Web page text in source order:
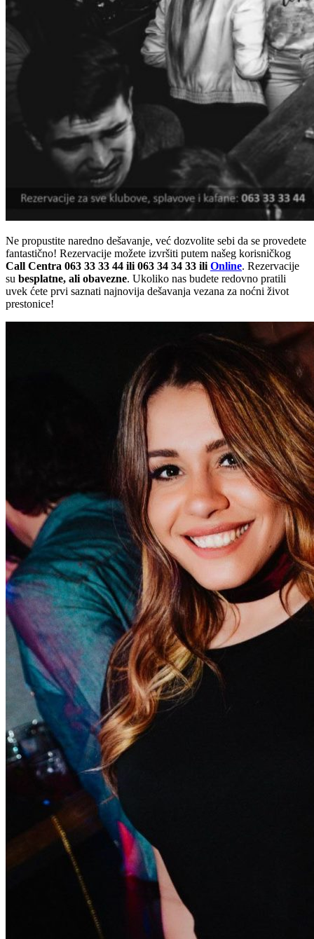
Ne propustite naredno dešavanje, već dozvolite sebi da se provedete
fantastično! Rezervacije možete izvršiti putem našeg korisničkog
Call Centra 063 33 33 44 ili 063 34 34 33 ili Online. Rezervacije
su besplatne, ali obavezne. Ukoliko nas budete redovno pratili
uvek ćete prvi saznati najnovija dešavanja vezana za noćni život
prestonice!